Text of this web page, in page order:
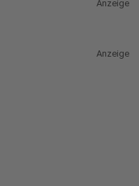
Anzeige
Anzeige